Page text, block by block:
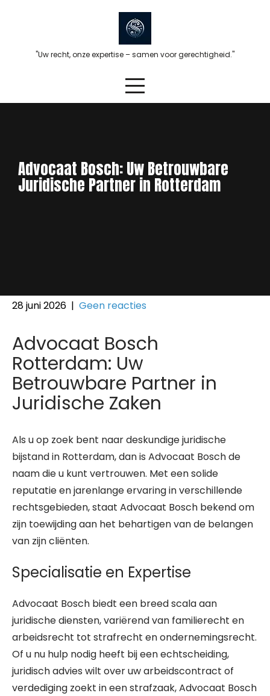
"Uw recht, onze expertise – samen voor gerechtigheid."
Advocaat Bosch: Uw Betrouwbare
Juridische Partner in Rotterdam
28 juni 2026 | Geen reacties
Advocaat Bosch
Rotterdam: Uw
Betrouwbare Partner in
Juridische Zaken
Als u op zoek bent naar deskundige juridische
bijstand in Rotterdam, dan is Advocaat Bosch de
naam die u kunt vertrouwen. Met een solide
reputatie en jarenlange ervaring in verschillende
rechtsgebieden, staat Advocaat Bosch bekend om
zijn toewijding aan het behartigen van de belangen
van zijn cliënten.
Specialisatie en Expertise
Advocaat Bosch biedt een breed scala aan
juridische diensten, variërend van familierecht en
arbeidsrecht tot strafrecht en ondernemingsrecht.
Of u nu hulp nodig heeft bij een echtscheiding,
juridisch advies wilt over uw arbeidscontract of
verdediging zoekt in een strafzaak, Advocaat Bosch